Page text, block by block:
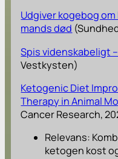
Udgiver kogebog
mands død
Spis videnskabeligt
Vestkysten)
Ketogenic Diet
Therapy in Animal
Cancer Research,
Relevans:
ketogen kost